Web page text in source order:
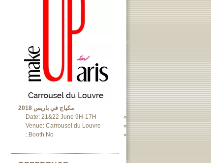
مكياج في باريس 2018
Date: 21&22 June 9H-17H
Venue: Carrousel du Louvre
Booth No.: